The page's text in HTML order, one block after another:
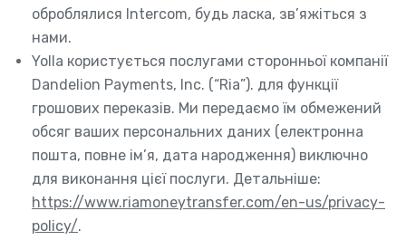
оброблялися Intercom, будь ласка, зв’яжіться з
нами.
Yolla користується послугами сторонньої компанії
Dandelion Payments, Inc. (“Ria”). для функції
грошових переказів. Ми передаємо їм обмежений
обсяг ваших персональних даних (електронна
пошта, повне ім’я, дата народження) виключно
для виконання цієї послуги. Детальніше:
https://www.riamoneytransfer.com/en-us/privacy-
policy/.